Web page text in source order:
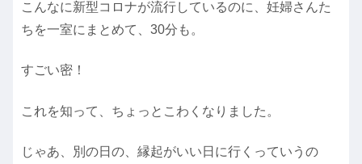
こんなに新型コロナが流行しているのに、妊婦さんた
ちを一室にまとめて、30分も。
すごい密！
これを知って、ちょっとこわくなりました。
じゃあ、別の日の、縁起がいい日に行くっていうの